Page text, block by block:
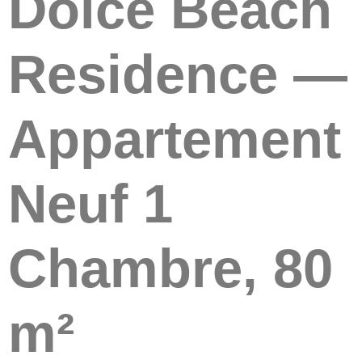
Residence —
Appartement
Neuf 1
Chambre, 80
m²